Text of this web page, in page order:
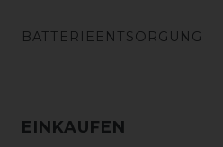
BATTERIEENTSORGUNG
EINKAUFEN